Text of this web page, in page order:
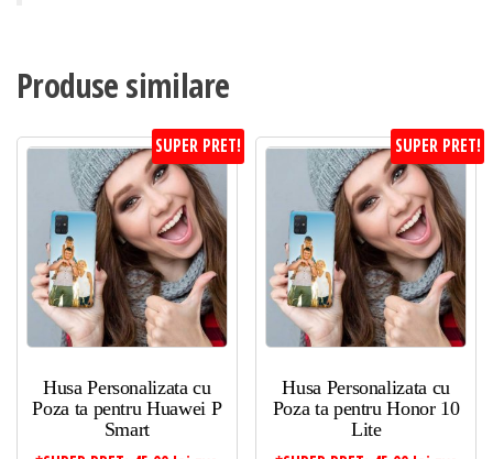
Produse similare
SUPER PRET!
Husa Personalizata cu
Poza ta pentru Huawei P
Smart
SUPER PRET!
Husa Personalizata cu
Poza ta pentru Honor 10
Lite